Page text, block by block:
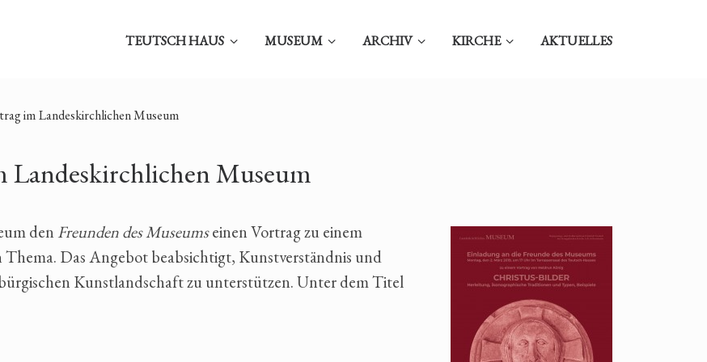
TEUTSCH HAUS MUSEUM ARCHIV KIRCHE AKTUELLES
im Landeskirchlichen Museum
Museum
den Freunden des Museumseinen Vortrag zu einem
Das Angebot beabsichtigt, Kunstverständnis und
Kunstlandschaft zu unterstützen. Unter dem Titel